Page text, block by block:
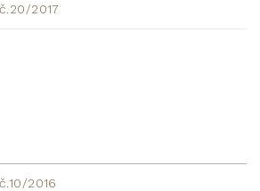
2017
2016